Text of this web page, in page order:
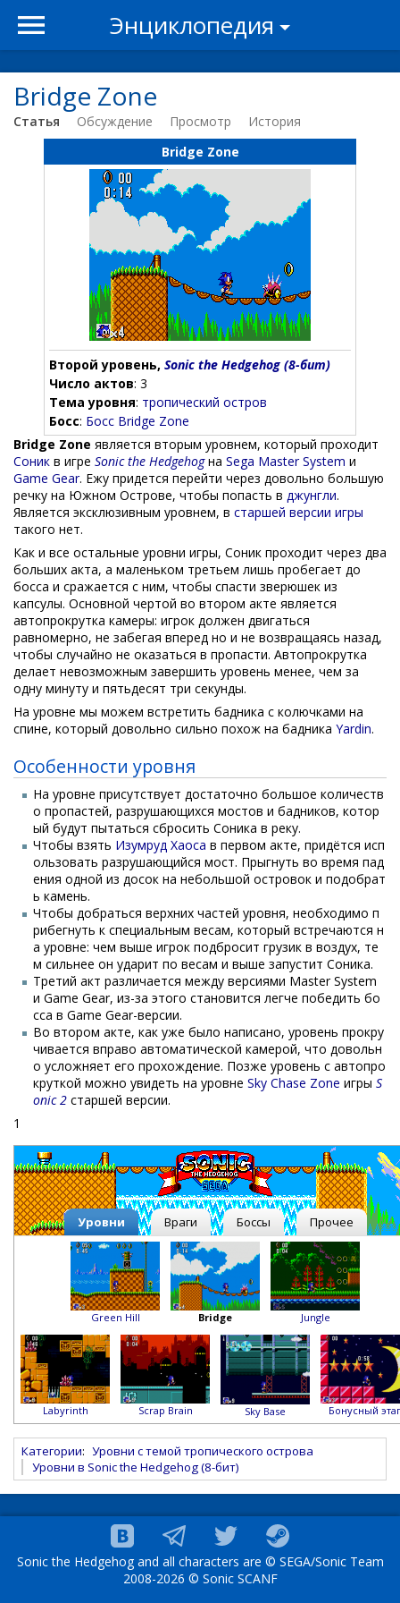
Энциклопедия
Bridge Zone
Статья Обсуждение Просмотр
История
Bridge Zone
Второй уровень, Sonic the Hedgehog (8-бит)
Число актов: 3
Тема уровня: тропический остров
Босс: Босс Bridge Zone
Bridge Zone является вторым уровнем, который проходит
Соник в игре Sonic the Hedgehogна Sega Master System и
Game Gear. Ежу придется перейти через довольно большую
речку на Южном Острове, чтобы попасть в джунгли.
Является эксклюзивным уровнем, в старшей версии игры
такого нет.
Как и все остальные уровни игры, Соник проходит через два
больших акта, а маленьком третьем лишь пробегает до
босса и сражается с ним, чтобы спасти зверюшек из
капсулы. Основной чертой во втором акте является
автопрокрутка камеры: игрок должен двигаться
равномерно, не забегая вперед но и не возвращаясь назад,
чтобы случайно не оказаться в пропасти. Автопрокрутка
делает невозможным завершить уровень менее, чем за
одну минуту и пятьдесят три секунды.
На уровне мы можем встретить бадника с колючками на
спине, который довольно сильно похож на бадника Yardin.
Особенности уровня
На уровне присутствует достаточно большое количеств
о пропастей, разрушающихся мостов и бадников, котор
ый будут пытаться сбросить Соника в реку.
Чтобы взять Изумруд Хаоса в первом акте, придётся исп
ользовать разрушающийся мост. Прыгнуть во время пад
ения одной из досок на небольшой островок и подобрат
ь камень.
Чтобы добраться верхних частей уровня, необходимо п
рибегнуть к специальным весам, который встречаются н
а уровне: чем выше игрок подбросит грузик в воздух, те
м сильнее он ударит по весам и выше запустит Соника.
Третий акт различается между версиями Master System
и Game Gear, из-за этого становится легче победить бо
сса в Game Gear-версии.
Во втором акте, как уже было написано, уровень прокру
чивается вправо автоматической камерой, что довольн
о усложняет его прохождение. Позже уровень с автопро
круткой можно увидеть на уровнеSky Chase Zone игрыS
onic 2 старшей версии.
1
Уровни Враги Боссы Прочее
Green Hill Bridge Jungle
Labyrinth Scrap Brain Sky Base Бонусный
Категории: Уровни с темой тропического острова
Уровни в Sonic the Hedgehog (8-бит)
Sonic the Hedgehog and all characters are © SEGA/Sonic Team
2008-2026 © Sonic SCANF